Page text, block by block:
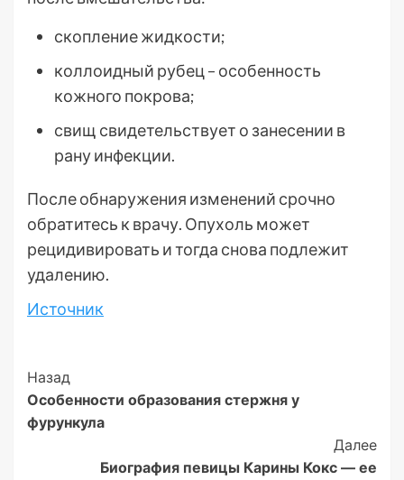
скопление жидкости;
коллоидный рубец – особенность
кожного покрова;
свищ свидетельствует о занесении в
рану инфекции.
После обнаружения изменений срочно
обратитесь к врачу. Опухоль может
рецидивировать и тогда снова подлежит
удалению.
Источник
Post
Navigation
Назад
Особенности образования стержня у
фурункула
Далее
Биография певицы Карины Кокс — ее